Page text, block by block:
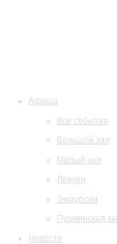
Афиша
Все события
Большой зал
Малый зал
Лекции
Экскурсии
Пушкинская
Новости